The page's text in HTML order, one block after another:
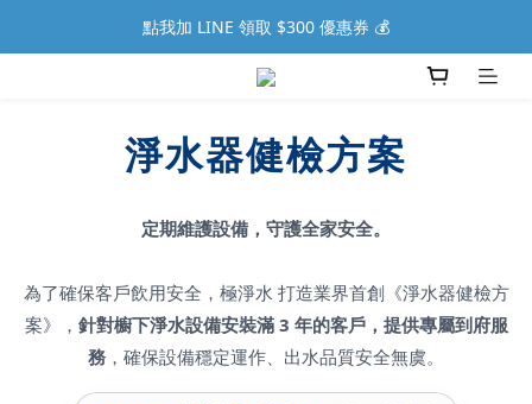
點我加 LINE 領取 $300 優惠券 💰
淨水器健檢方案
定期維護設備，守護全家安全。
為了確保客戶飲用安全，極淨水 打造業界首創《淨水器健檢方
案》， 針對櫥下淨水設備安裝滿 3 年的客戶，提供專屬到府服
務 ，確保設備穩定運作、出水品質安全無虞。